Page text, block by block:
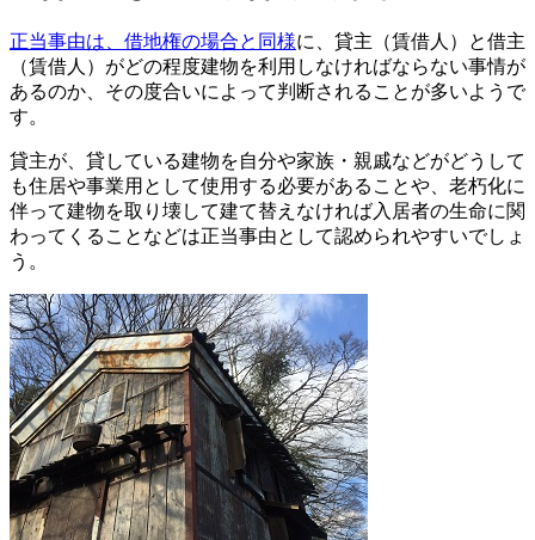
正当事由は、借地権の場合と同様に、貸主（賃借人）と借主
（賃借人）がどの程度建物を利用しなければならない事情が
あるのか、その度合いによって判断されることが多いようで
す。
貸主が、貸している建物を自分や家族・親戚などがどうして
も住居や事業用として使用する必要があることや、老朽化に
伴って建物を取り壊して建て替えなければ入居者の生命に関
わってくることなどは正当事由として認められやすいでしょ
う。